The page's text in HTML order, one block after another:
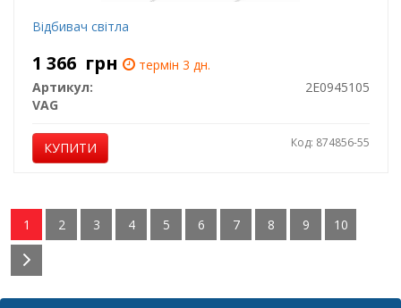
Відбивач світла
1 366 грн
термін 3 дн.
Артикул:
2E0945105
VAG
КУПИТИ Код: 874856-55
1 2 3 4 5 6 7 8 9 10